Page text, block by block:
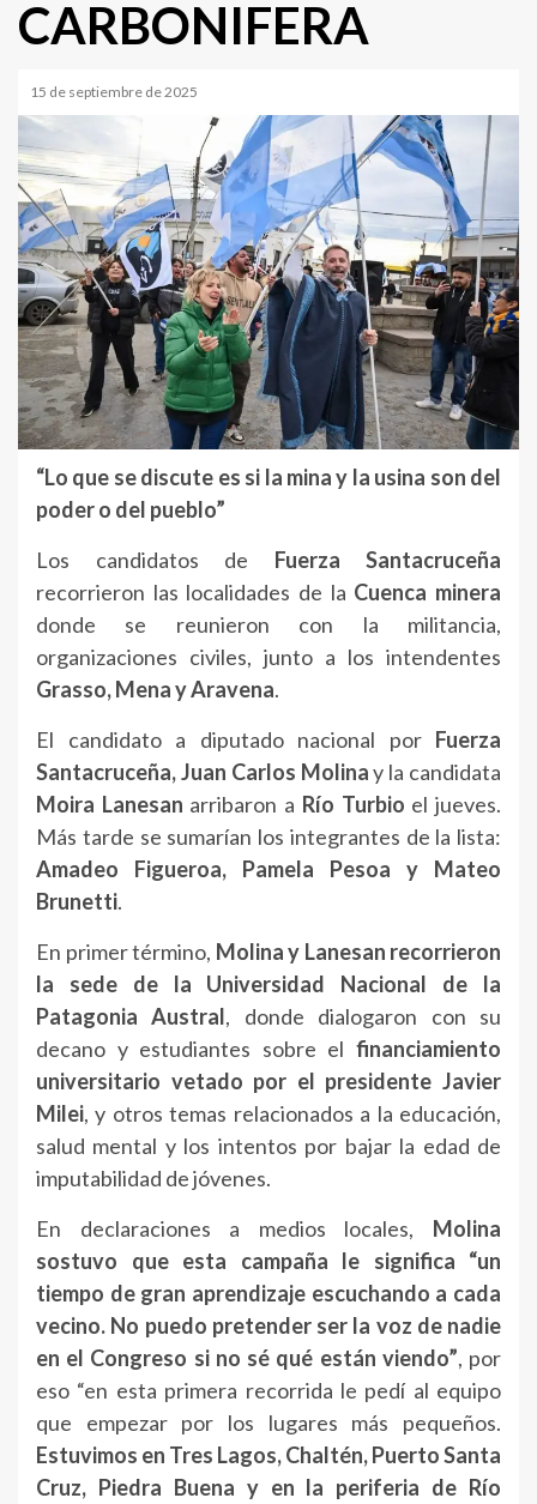
CARBONIFERA
15 de septiembre de 2025
“Lo que se discute es si la mina y la usina son del
poder o del pueblo”
Los candidatos de Fuerza Santacruceña
recorrieron las localidades de la Cuenca minera
donde se reunieron con la militancia,
organizaciones civiles, junto a los intendentes
Grasso, Mena y Aravena.
El candidato a diputado nacional por Fuerza
Santacruceña, Juan Carlos Molinay la candidata
Moira Lanesan arribaron a Río Turbio el jueves.
Más tarde se sumarían los integrantes de la lista:
Amadeo Figueroa, Pamela Pesoa y Mateo
Brunetti.
En primer término, Molina y Lanesan recorrieron
la sede de la Universidad Nacional de la
Patagonia Austral, donde dialogaron con su
decano y estudiantes sobre el financiamiento
universitario vetado por el presidente Javier
Milei, y otros temas relacionados a la educación,
salud mental y los intentos por bajar la edad de
imputabilidad de jóvenes.
En declaraciones a medios locales, Molina
sostuvo que esta campaña le significa “un
tiempo de gran aprendizaje escuchando a cada
vecino. No puedo pretender ser la voz de nadie
en el Congreso si no sé qué están viendo”, por
eso “en esta primera recorrida le pedí al equipo
que empezar por los lugares más pequeños.
Estuvimos en Tres Lagos, Chaltén, Puerto Santa
Cruz, Piedra Buena y en la periferia de Río